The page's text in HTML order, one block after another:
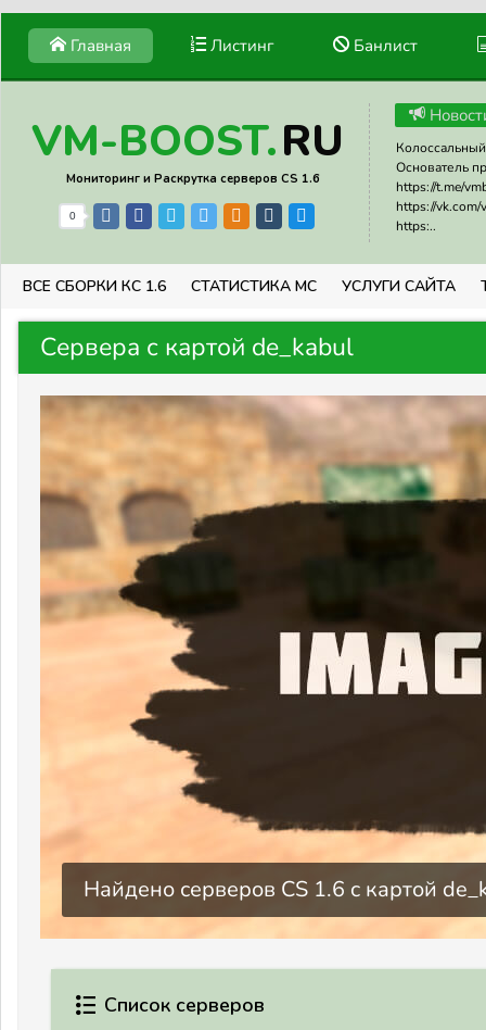
Главная Листинг Банлист
VM-BOOST.RU
Мониторинг и Раскрутка серверов CS 1.6
0
Основатель
https://t.me/
https://vk.com/
https:..
ВСЕ СБОРКИ КС 1.6 СТАТИСТИКА МС УСЛУГИ САЙТА
Сервера с картой de_kabul
Найдено серверов CS 1.6 c картой
Список серверов